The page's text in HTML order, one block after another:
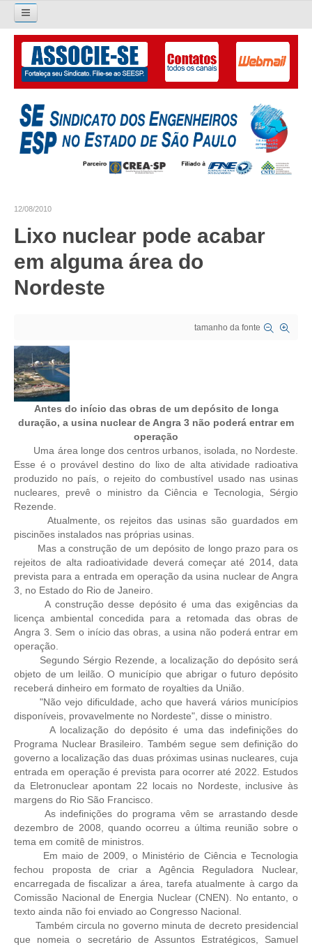
Pesquisar...
O SINDICATO
APRESENTAÇÃO
PALAVRA DO PRESIDENTE
SUBSEDES SINDICAIS
GALERIA EX-PRESIDENTES
CONSELHO TECNOLÓGICO
HISTÓRICO E ATUAÇÃO
COMPOSIÇÃO
CONSELHOS ASSESSORES
PERSONALIDADES DA TECNOLOGIA
NÚCLEO DA MULHER ENGENHEIRA
TRANSPARÊNCIA
JURÍDICO
CONSULTORIA
ACORDOS, CONVENÇÕES E DISSÍDIOS
CONTRIBUIÇÕES
CONTRIBUIÇÃO ASSISTENCIAL
CONTRIBUIÇÃO ASSOCIATIVA OU ANUIDADE DE SÓCIO
CONTRIBUIÇÃO SINDICAL URBANA
REVISÃO DE APOSENTADORIA
FGTS CORREÇÃO
LEGISLAÇÃO
LEI 4.950-A/1966 – PISO SALARIAL
LEI 5.194/1966 – REGULAMENTAÇÃO DA PROFISSÃO
LEI 6.496/1977 – ART
12/08/2010
Lixo nuclear pode acabar
em alguma área do
Nordeste
tamanho da fonte
Antes do início das obras de um depósito de longa
duração, a usina nuclear de Angra 3 não poderá entrar em
operação
Uma área longe dos centros urbanos, isolada, no Nordeste.
Esse é o provável destino do lixo de alta atividade radioativa
produzido no país, o rejeito do combustível usado nas usinas
nucleares, prevê o ministro da Ciência e Tecnologia, Sérgio
Rezende.
Atualmente, os rejeitos das usinas são guardados em
piscinões instalados nas próprias usinas.
Mas a construção de um depósito de longo prazo para os
rejeitos de alta radioatividade deverá começar até 2014, data
prevista para a entrada em operação da usina nuclear de Angra
3, no Estado do Rio de Janeiro.
A construção desse depósito é uma das exigências da
licença ambiental concedida para a retomada das obras de
Angra 3. Sem o início das obras, a usina não poderá entrar em
operação.
Segundo Sérgio Rezende, a localização do depósito será
objeto de um leilão. O município que abrigar o futuro depósito
receberá dinheiro em formato de royalties da União.
"Não vejo dificuldade, acho que haverá vários municípios
disponíveis, provavelmente no Nordeste", disse o ministro.
A localização do depósito é uma das indefinições do
Programa Nuclear Brasileiro. Também segue sem definição do
governo a localização das duas próximas usinas nucleares, cuja
entrada em operação é prevista para ocorrer até 2022. Estudos
da Eletronuclear apontam 22 locais no Nordeste, inclusive às
margens do Rio São Francisco.
As indefinições do programa vêm se arrastando desde
dezembro de 2008, quando ocorreu a última reunião sobre o
tema em comitê de ministros.
Em maio de 2009, o Ministério de Ciência e Tecnologia
fechou proposta de criar a Agência Reguladora Nuclear,
encarregada de fiscalizar a área, tarefa atualmente à cargo da
Comissão Nacional de Energia Nuclear (CNEN). No entanto, o
texto ainda não foi enviado ao Congresso Nacional.
Também circula no governo minuta de decreto presidencial
que nomeia o secretário de Assuntos Estratégicos, Samuel